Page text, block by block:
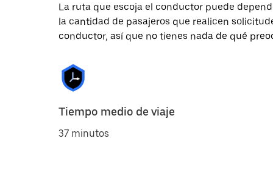
La ruta que escoja el conductor puede
la cantidad de pasajeros que realicen
conductor, así que no tienes nada de qué
Tiempo medio de viaje
37 minutos